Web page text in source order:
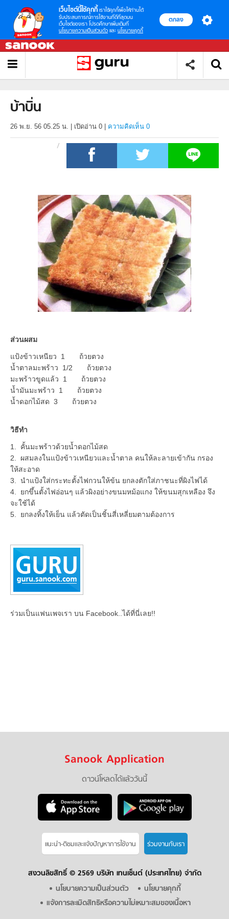
เว็บไซต์นี้ใช้คุกกี้ เราใช้คุกกี้เพื่อให้ท่านได้
รับประสบการณ์การใช้งานที่ดีที่สุดบน
เว็บไซต์ของเรา โปรดศึกษาเพิ่มเติมที่
นโยบายความเป็นส่วนตัว และ นโยบายคุกกี้
ตกลง
บ้าบิ่น
26 พ.ย. 56 05.25 น. เปิดอ่าน 0 ความคิดเห็น 0
ส่วนผสม
แป้งข้าวเหนียว 1 ถ้วยตวง
น้ำตาลมะพร้าว 1/2 ถ้วยตวง
มะพร้าวขูดแล้ว 1 ถ้วยตวง
น้ำมันมะพร้าว 1 ถ้วยตวง
น้ำดอกไม้สด 3 ถ้วยตวง
วิธีทำ
1. คั้นมะพร้าวด้วยน้ำดอกไม้สด
2. ผสมลงในแป้งข้าวเหนียวและน้ำตาล คนให้ละลายเข้ากัน กรอง
ให้สะอาด
3. นำแป้งใส่กระทะตั้งไฟกวนให้ข้น ยกลงตักใส่ภาชนะที่ผิงไฟได้
4. ยกขึ้นตั้งไฟอ่อนๆ แล้วผิงอย่างขนมหม้อแกง ให้ขนมสุกเหลือง จึง
จะใช้ได้
5. ยกลงทิ้งให้เย็น แล้วตัดเป็นชิ้นสี่เหลี่ยมตามต้องการ
ร่วมเป็นแฟนเพจเรา บน Facebook..ได้ที่นี่เลย!!
Sanook Application
ดาวน์โหลดได้แล้ววันนี้
แนะนำ-ติชมเเละแจ้งปัญหาการใช้งาน ร่วมงานกับเรา
สงวนลิขสิทธิ์ © 2569 บริษัท เทนเซ็นต์ (ประเทศไทย) จำกัด
นโยบายความเป็นส่วนตัว
นโยบายคุกกี้
แจ้งการละเมิดสิทธิหรือความไม่เหมาะสมของเนื้อหา